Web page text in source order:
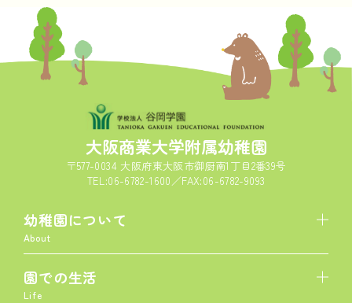
大阪商業大学附属幼稚園
〒577-0034 大阪府東大阪市御厨南1丁目2番39号
TEL:06-6782-1600／FAX:06-6782-9093
幼稚園について
About
園での生活
Life